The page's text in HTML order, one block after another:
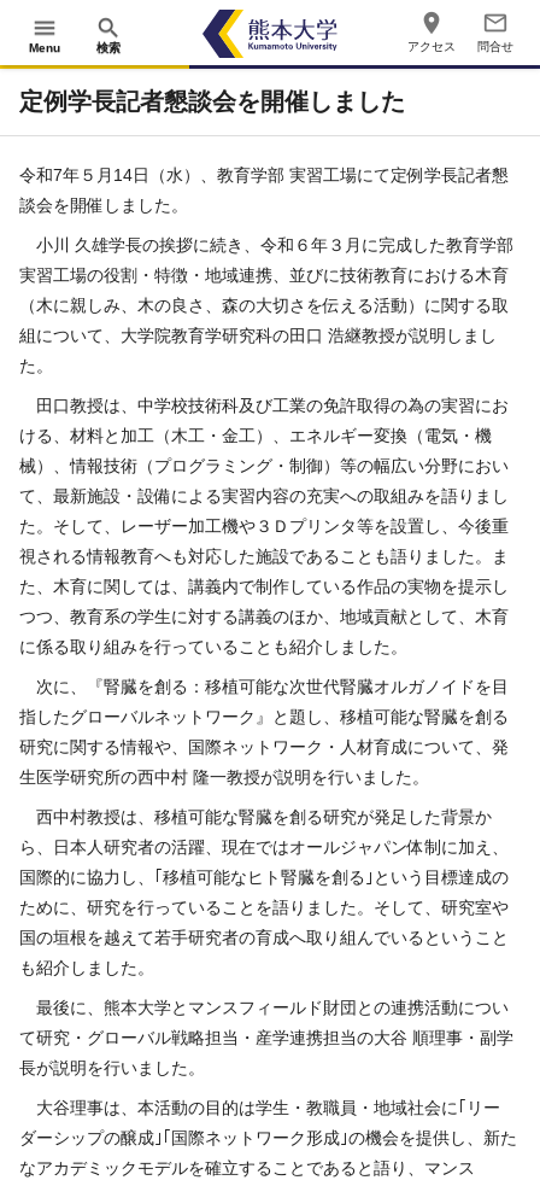
menu
Menu
search
検索
place
アクセス
mail_outline
問合せ
定例学長記者懇談会を開催しました
令和7年５月14日（水）、教育学部 実習工場にて定例学長記者懇
談会を開催しました。
小川 久雄学長の挨拶に続き、令和６年３月に完成した教育学部
実習工場の役割・特徴・地域連携、並びに技術教育における木育
（木に親しみ、木の良さ、森の大切さを伝える活動）に関する取
組について、大学院教育学研究科の田口 浩継教授が説明しまし
た。
田口教授は、中学校技術科及び工業の免許取得の為の実習にお
ける、材料と加工（木工・金工）、エネルギー変換（電気・機
械）、情報技術（プログラミング・制御）等の幅広い分野におい
て、最新施設・設備による実習内容の充実への取組みを語りまし
た。そして、レーザー加工機や３Ｄプリンタ等を設置し、今後重
視される情報教育へも対応した施設であることも語りました。ま
た、木育に関しては、講義内で制作している作品の実物を提示し
つつ、教育系の学生に対する講義のほか、地域貢献として、木育
に係る取り組みを行っていることも紹介しました。
次に、『腎臓を創る：移植可能な次世代腎臓オルガノイドを目
指したグローバルネットワーク』と題し、移植可能な腎臓を創る
研究に関する情報や、国際ネットワーク・人材育成について、発
生医学研究所の西中村 隆一教授が説明を行いました。
西中村教授は、移植可能な腎臓を創る研究が発足した背景か
ら、日本人研究者の活躍、現在ではオールジャパン体制に加え、
国際的に協力し、｢移植可能なヒト腎臓を創る｣という目標達成の
ために、研究を行っていることを語りました。そして、研究室や
国の垣根を越えて若手研究者の育成へ取り組んでいるということ
も紹介しました。
最後に、熊本大学とマンスフィールド財団との連携活動につい
て研究・グローバル戦略担当・産学連携担当の大谷 順理事・副学
長が説明を行いました。
大谷理事は、本活動の目的は学生・教職員・地域社会に｢リー
ダーシップの醸成｣｢国際ネットワーク形成｣の機会を提供し、新た
なアカデミックモデルを確立することであると語り、マンス